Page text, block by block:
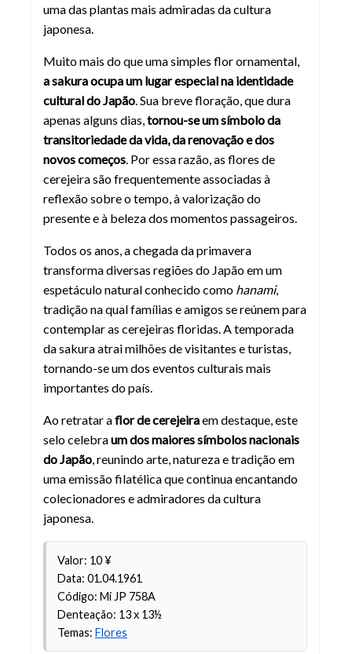
uma das plantas mais admiradas da cultura
japonesa.
Muito mais do que uma simples flor ornamental,
a sakura ocupa um lugar especial na identidade
cultural do Japão . Sua breve floração, que dura
apenas alguns dias, tornou-se um símbolo da
transitoriedade da vida, da renovação e dos
novos começos . Por essa razão, as flores de
cerejeira são frequentemente associadas à
reflexão sobre o tempo, à valorização do
presente e à beleza dos momentos passageiros.
Todos os anos, a chegada da primavera
transforma diversas regiões do Japão em um
espetáculo natural conhecido como hanami,
tradição na qual famílias e amigos se reúnem para
contemplar as cerejeiras floridas. A temporada
da sakura atrai milhões de visitantes e turistas,
tornando-se um dos eventos culturais mais
importantes do país.
Ao retratar aflor de cerejeiraem destaque, este
selo celebraum dos maiores símbolos nacionais
do Japão , reunindo arte, natureza e tradição em
uma emissão filatélica que continua encantando
colecionadores e admiradores da cultura
japonesa.
Valor: 10 ¥
Data: 01.04.1961
Código: Mi JP 758A
Denteação: 13 x 13½
Temas: Flores